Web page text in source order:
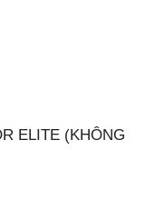
ELITE (KHÔNG